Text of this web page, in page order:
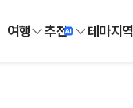
여행 추천 테마지역